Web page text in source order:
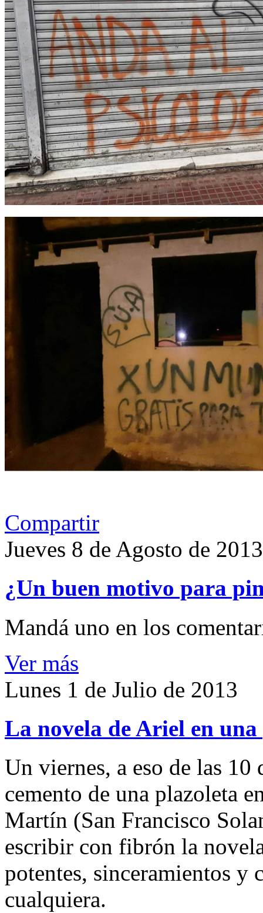
Compartir
Jueves 8 de Agosto de 2013
¿Un buen motivo para
Mandá uno en los
Ver más
Lunes 1 de Julio de 2013
La novela de Ariel en
Un viernes, a eso de las 10
cemento de una plazoleta
Martín (San Francisco
escribir con fibrón la
potentes, sinceramientos y
cualquiera.